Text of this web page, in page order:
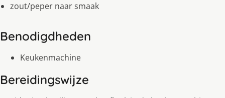
zout/peper naar smaak
Benodigdheden
Keukenmachine
Bereidingswijze